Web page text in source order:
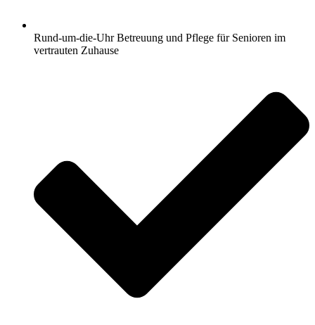
Rund-um-die-Uhr Betreuung und Pflege für Senioren im
vertrauten Zuhause